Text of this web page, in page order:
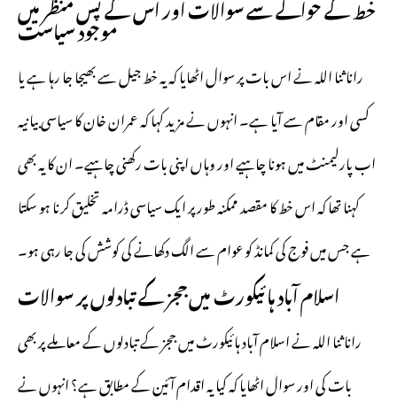
موجود سیاست
رانا ثنا اللہ نے اس بات پر سوال اٹھایا کہ یہ خط جیل سے بھیجا جا رہا ہے یا
کسی اور مقام سے آیا ہے۔ انہوں نے مزید کہا کہ عمران خان کا سیاسی بیانیہ
اب پارلیمنٹ میں ہونا چاہیے اور وہاں اپنی بات رکھنی چاہیے۔ ان کا یہ بھی
کہنا تھا کہ اس خط کا مقصد ممکنہ طور پر ایک سیاسی ڈرامہ تخلیق کرنا ہو سکتا
ہے جس میں فوج کی کمانڈ کو عوام سے الگ دکھانے کی کوشش کی جا رہی ہو۔
اسلام آباد ہائیکورٹ میں ججز کے تبادلوں پر سوالات
رانا ثنا اللہ نے اسلام آباد ہائیکورٹ میں ججز کے تبادلوں کے معاملے پر بھی
بات کی اور سوال اٹھایا کہ کیا یہ اقدام آئین کے مطابق ہے؟ انہوں نے